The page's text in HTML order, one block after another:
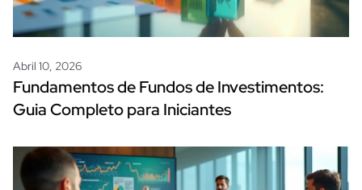
Abril 10, 2026
Fundamentos de Fundos de Investimentos:
Guia Completo para Iniciantes